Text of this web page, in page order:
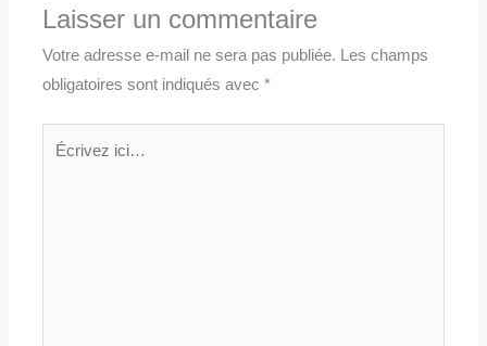
Laisser un commentaire
Votre adresse e-mail ne sera pas publiée. Les champs
obligatoires sont indiqués avec*
Écrivez